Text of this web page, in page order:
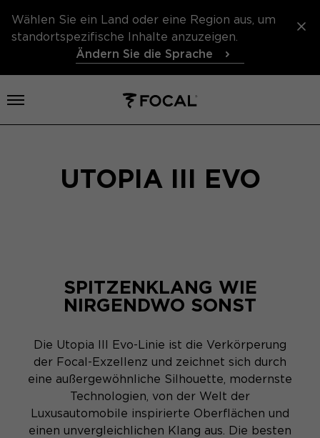
Wählen Sie ein Land oder eine Region aus, um
standortspezifische Inhalte anzuzeigen.
Ändern Sie die Sprache
Menü öffnen
UTOPIA III EVO
SPITZENKLANG WIE
NIRGENDWO SONST
Die Utopia III Evo-Linie ist die Verkörperung
der Focal-Exzellenz und zeichnet sich durch
eine außergewöhnliche Silhouette, modernste
Technologien, von der Welt der
Luxusautomobile inspirierte Oberflächen und
einen unvergleichlichen Klang aus. Die besten